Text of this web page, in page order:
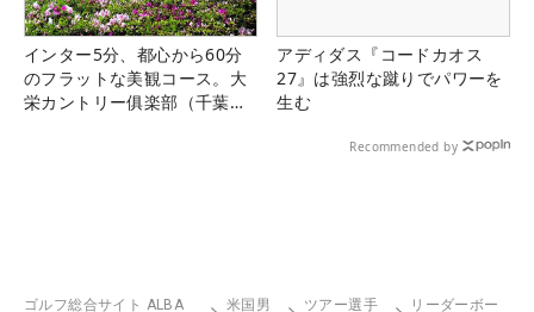
インター5分、都心から60分
のフラットな美観コース。大
栄カントリー俱楽部（千葉
アディダス『コードカオス
27』は強烈な蹴りでパワーを
生む
Recommended by
ゴルフ総合サイト ALBA
米国男
ツアー選手
リーダーボー